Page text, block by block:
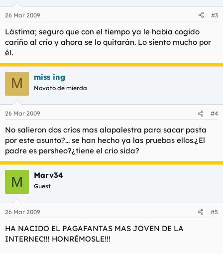
26 Mar 2009 #3
Lástima; seguro que con el tiempo ya le había cogido
cariño al crío y ahora se lo quitarán. Lo siento mucho por
él.
M miss ing
Novato de mierda
26 Mar 2009 #4
No salieron dos crios mas alapalestra para sacar pasta
por este asunto?... se han hecho ya las pruebas ellos.¿El
padre es persheo?¿tiene el crio sida?
M Marv34
Guest
26 Mar 2009 #5
HA NACIDO EL PAGAFANTAS MAS JOVEN DE LA
INTERNEC!!! HONRÉMOSLE!!!